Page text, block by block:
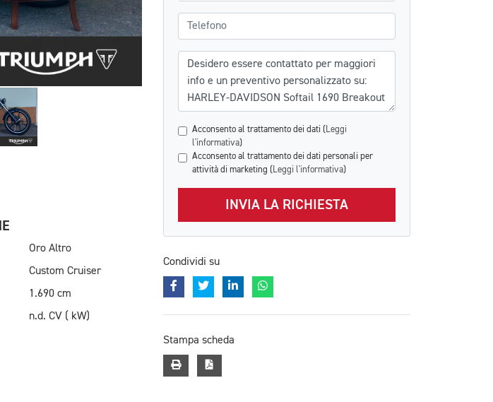
Oro Altro
Custom Cruiser
1.690 cm
n.d. CV ( kW)
Telefono
Messaggio
Acconsento al trattamento dei dati ( Leggi
l'informativa)
Acconsento al trattamento dei dati personali per
attività di marketing ( Leggi l'informativa)
INVIA LA RICHIESTA
Condividi su
Stampa scheda